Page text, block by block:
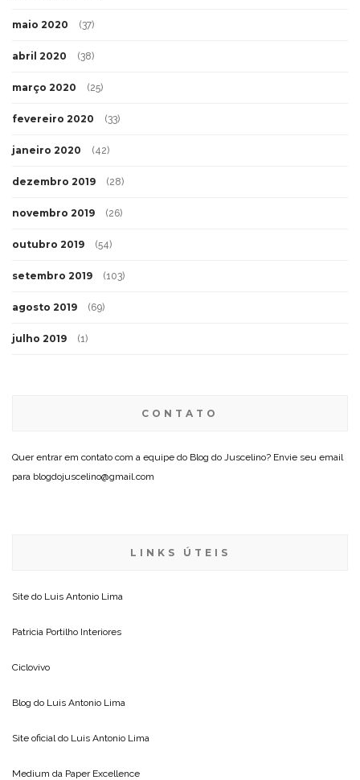
maio 2020 (37)
abril 2020 (38)
março 2020 (25)
fevereiro 2020 (33)
janeiro 2020 (42)
dezembro 2019 (28)
novembro 2019 (26)
outubro 2019 (54)
setembro 2019 (103)
agosto 2019 (69)
julho 2019 (1)
CONTATO
Quer entrar em contato com a equipe do Blog do Juscelino? Envie seu email
para blogdojuscelino@gmail.com
LINKS ÚTEIS
Site do Luis Antonio Lima
Patricia Portilho Interiores
Ciclovivo
Blog do Luis Antonio Lima
Site oficial do Luis Antonio Lima
Medium da Paper Excellence